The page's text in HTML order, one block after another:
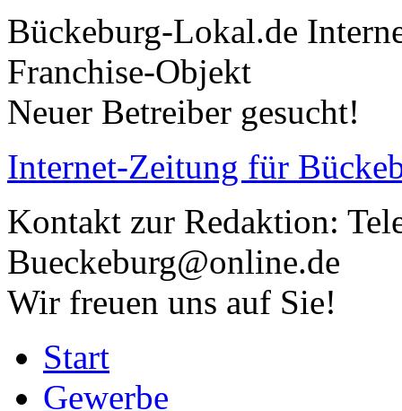
Bückeburg-Lokal.de
Franchise-Objekt
Neuer Betreiber gesucht!
Internet-Zeitung für
Kontakt zur Redaktion:
Bueckeburg@online.de
Wir freuen uns auf Sie!
Start
Gewerbe